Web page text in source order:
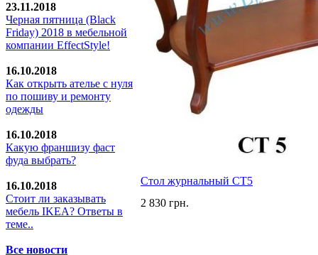
23.11.2018
Черная пятница (Black
Friday) 2018 в мебельной
компании EffectStyle!
16.10.2018
Как открыть ателье с нуля
по пошиву и ремонту
одежды
16.10.2018
Какую франшизу фаст
фуда выбрать?
16.10.2018
Стoит ли заказывать
мебель IKEA? Ответы в
теме..
Все новости
Стол журнальный СТ5
2 830 грн.